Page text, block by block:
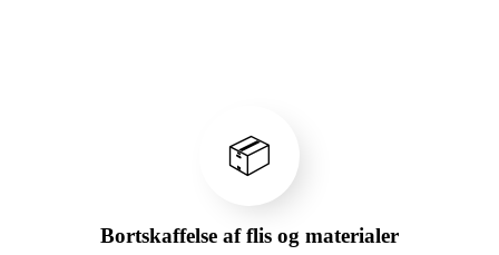
📦
Bortskaffelse af flis og materialer